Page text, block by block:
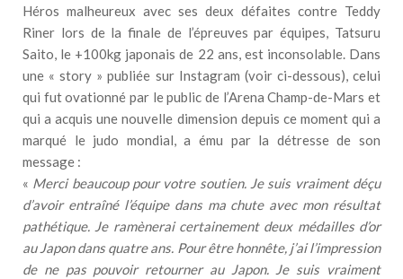
Héros malheureux avec ses deux défaites contre Teddy
Riner lors de la finale de l’épreuves par équipes, Tatsuru
Saito, le +100kg japonais de 22 ans, est inconsolable. Dans
une « story » publiée sur Instagram (voir ci-dessous), celui
qui fut ovationné par le public de l’Arena Champ-de-Mars et
qui a acquis une nouvelle dimension depuis ce moment qui a
marqué le judo mondial, a ému par la détresse de son
message :
« Merci beaucoup pour votre soutien. Je suis vraiment déçu
d’avoir entraîné l’équipe dans ma chute avec mon résultat
pathétique. Je ramènerai certainement deux médailles d’or
au Japon dans quatre ans. Pour être honnête, j’ai l’impression
de ne pas pouvoir retourner au Japon. Je suis vraiment